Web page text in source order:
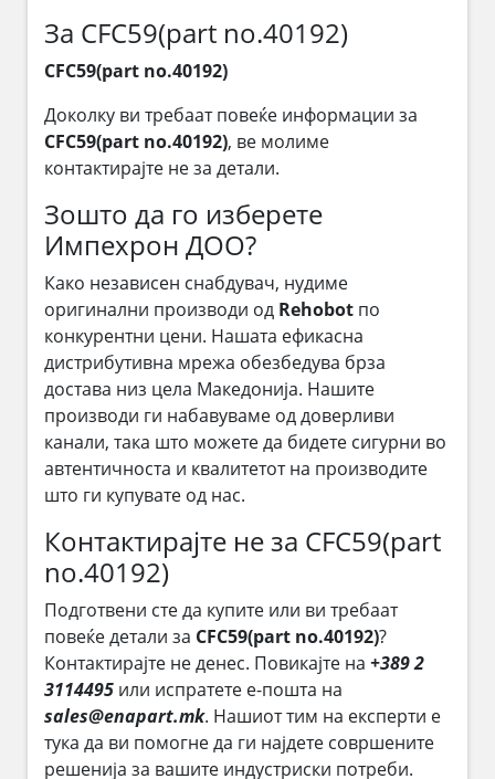
За CFC59(part no.40192)
CFC59(part no.40192)
Доколку ви требаат повеќе информации за
CFC59(part no.40192), ве молиме
контактирајте не за детали.
Зошто да го изберете
Импехрон ДОО?
Како независен снабдувач, нудиме
оригинални производи од Rehobot по
конкурентни цени. Нашата ефикасна
дистрибутивна мрежа обезбедува брза
достава низ цела Македонија. Нашите
производи ги набавуваме од доверливи
канали, така што можете да бидете сигурни во
автентичноста и квалитетот на производите
што ги купувате од нас.
Контактирајте не за CFC59(part
no.40192)
Подготвени сте да купите или ви требаат
повеќе детали за CFC59(part no.40192)?
Контактирајте не денес. Повикајте на +389 2
3114495 или испратете е-пошта на
sales@enapart.mk. Нашиот тим на експерти е
тука да ви помогне да ги најдете совршените
решенија за вашите индустриски потреби.